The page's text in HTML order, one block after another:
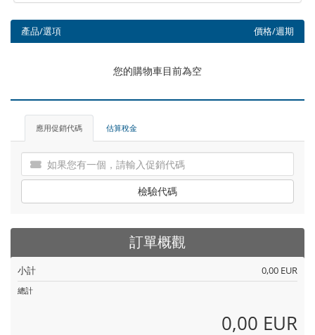
產品/選項 價格/週期
您的購物車目前為空
應用促銷代碼 估算稅金
檢驗代碼
訂單概觀
小計 0,00 EUR
總計
0,00 EUR